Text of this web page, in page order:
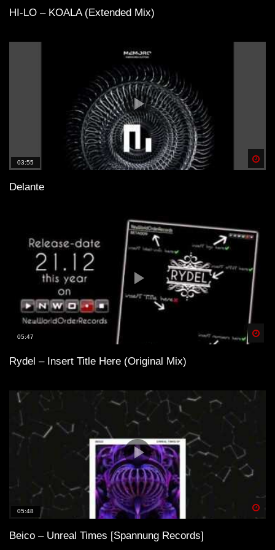
HI-LO – KOALA (Extended Mix)
03:55
Delante
05:47
Rydel – Insert Title Here (Original Mix)
05:48
Beico – Unreal Times [Spannung Records]